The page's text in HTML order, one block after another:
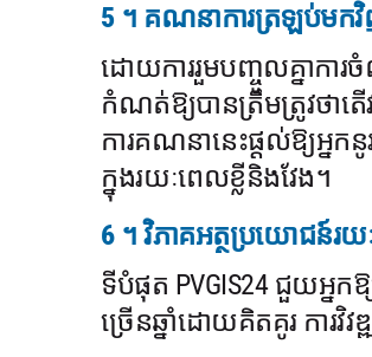
5 ។ គណនាការត្រឡប់មកវិ
ដោយការរួមបញ្ចូលគ្នាកា
កំណត់ឱ្យបានត្រឹមត្រូវថាត
ការគណនានេះផ្តល់ឱ្យអ្នក
ក្នុងរយៈពេលខ្លីនិងវែង។
6 ។ វិភាគអត្ថប្រយោជន៍រយ
ទីបំផុត PVGIS24 ជួយអ្ន
ច្រើនឆ្នាំដោយគិតគូរ ការវិ